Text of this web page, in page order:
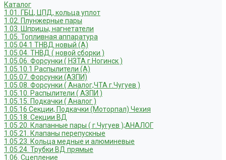
Каталог
1.01. ГБЦ, ЦПД, кольца уплот
1.02. Плунжерные пары
1.03. Шприцы, нагнетатели
1.05. Топливная аппаратура
1.05.04.1 ТНВД новый (А)
1.05.04. ТНВД ( новой сборки )
1.05.06. Форсунки ( НЗТА г.Ногинск )
1.05.10.1 Распылители (А)
1.05.07. Форсунки (АЗПИ)
1.05.08. Форсунки ( Аналог,ЧТА г.Чугуев )
1.05.10. Распылители ( АЗПИ )
1.05.15. Подкачки ( Аналог )
1.05.16 Секции, Подкачки (Моторпал) Чехия
1.05.18. Секции ВД
1.05.20. Клапанные пары ( г.Чугуев );АНАЛОГ
1.05.21. Клапаны перепускные
1.05.23. Кольца медные и алюминевые
1.05.24. Трубки ВД прямые
1.06. Сцепление